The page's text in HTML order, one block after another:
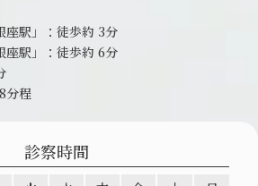
駅」： 徒歩約 3分
駅」： 徒歩約 6分
分程
診察時間